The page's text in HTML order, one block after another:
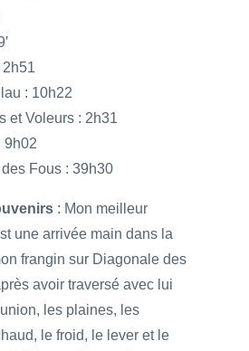
: 10h22
et Voleurs : 2h31
9h02
Fous : 39h30
: Mon meilleur
une arrivée main dans la
frangin sur Diagonale des
avoir traversé avec lui
les plaines, les
le froid, le lever et le